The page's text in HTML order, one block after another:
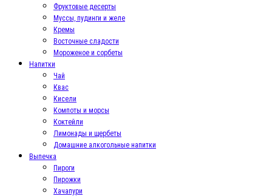
Фруктовые десерты
Муссы, пудинги и желе
Кремы
Восточные сладости
Мороженое и сорбеты
Напитки
Чай
Квас
Кисели
Компоты и морсы
Коктейли
Лимонады и щербеты
Домашние алкогольные напитки
Выпечка
Пироги
Пирожки
Хачапури